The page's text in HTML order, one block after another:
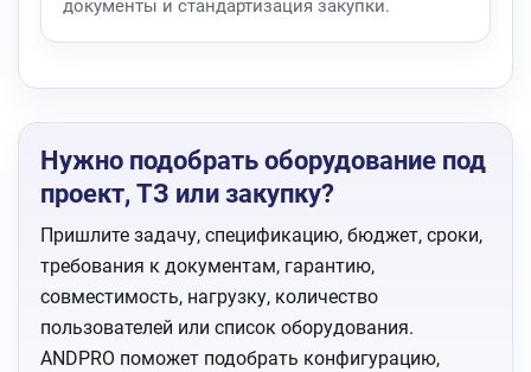
документы и стандартизация закупки.
Нужно подобрать оборудование под
проект, ТЗ или закупку?
Пришлите задачу, спецификацию, бюджет, сроки,
требования к документам, гарантию,
совместимость, нагрузку, количество
пользователей или список оборудования.
ANDPRO поможет подобрать конфигурацию,